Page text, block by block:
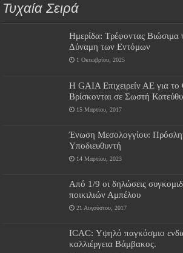
Τυχαία Σειρά
Ημερίδα: Τρέφοντας
Δύναμη των Εντόμων
1 Οκτωβρίου, 2025
Η GAIA Επιχειρείν ΑΕ για
Βρίσκονται σε Σωστή
15 Μαρτίου, 2017
Ένωση Μεσολογγίου:
Υποδιευθυντή
14 Μαρτίου, 2023
Από 1/9 οι δηλώσεις
ποικιλιών Αμπέλου
21 Αυγούστου, 2017
ΙCAC: Υψηλό παγκόσμιο
καλλιέργεια Βάμβακος.